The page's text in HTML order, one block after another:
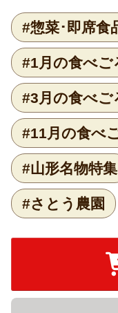
#惣菜･即席食
#1月の食べご
#3月の食べご
#11月の食べ
#山形名物特集
#さとう農園